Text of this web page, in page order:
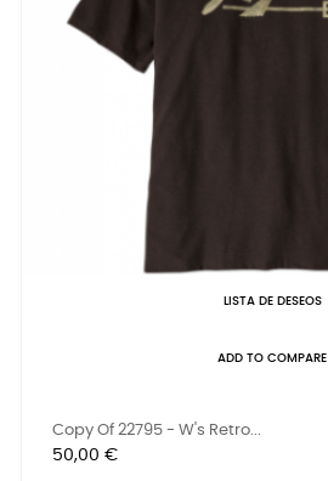
LISTA DE DESEOS
ADD TO COMPARE
Copy Of 22795 - W's Retro...
Precio
50,00 €